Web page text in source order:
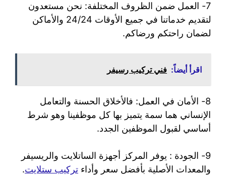
7- العمل ضمن الظروف المختلفة: نحن مستعدون
لتقديم خدماتنا في جميع الأوقات 24/24 والأماكن
لضمان راحتكم ورضاكم.
اقرأ أيضاً: فني تركيب رسيفر
8- الأمان في العمل: فالأخلاق الحسنة والتعامل
الإنساني هما سمة يتميز بها كل موظفينا وهو شرط
أساسي لقبول الموظفين الجدد.
9- الجودة : يوفر المركز أجهزة الساتلايت والريسيفر
والمعدات الأصلية بأفضل سعر وأداء تركيب ستلايت.